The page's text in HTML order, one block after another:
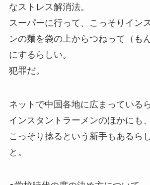
なストレス解消法。
スーパーに行って、こっそりイン
ンの麺を袋の上からつねって（も
にするらしい。
犯罪だ。
ネットで中国各地に広まっているら
インスタントラーメンのほかにも
こっそり捻るという新手もあるら
と。